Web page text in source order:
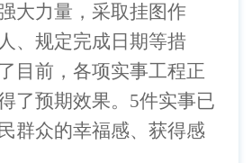
大力量，采取挂图作
、规定完成日期等措
目前，各项实事工程正
了预期效果。 5件实事已
群众的幸福感、获得感